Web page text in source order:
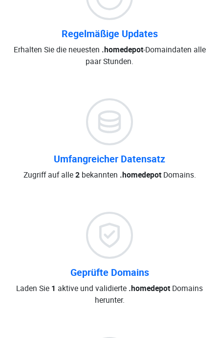
Regelmäßige Updates
Erhalten Sie die neuesten .homedepot-Domaindaten alle
paar Stunden.
Umfangreicher Datensatz
Zugriff auf alle2bekannten .homedepotDomains.
Geprüfte Domains
Laden Sie 1 aktive und validierte .homedepot Domains
herunter.